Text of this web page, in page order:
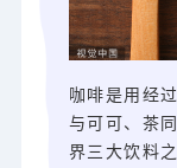
咖啡是用经
与可可、茶
界三大饮料之